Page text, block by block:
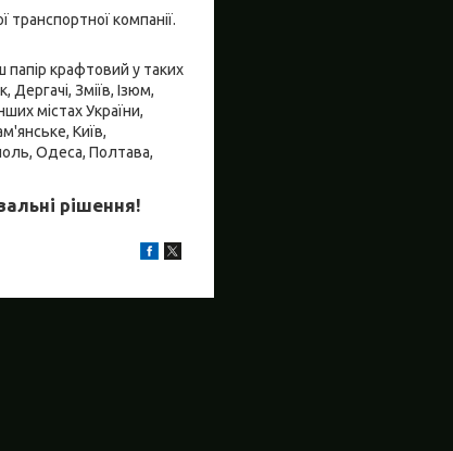
транспортної компанії.
крафтовий у таких
Дергачі, Зміїв, Ізюм,
містах України,
Київ,
Одеса, Полтава,
рішення!